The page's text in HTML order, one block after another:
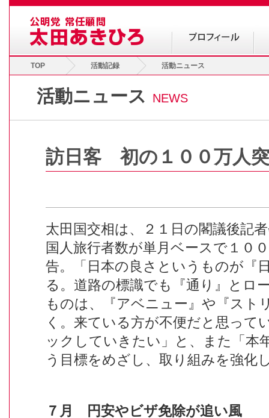
TOP 活動記録 活動ニュース
活動ニュース NEWS
訪日客 初の１００万人
太田国交相は、２１日の閣議後記
国人旅行者数が単月ベースで１０
告。「日本の良さというものが『
る。道路の標識でも『通り』とロ
ものは、『アベニュー』や『スト
く。来ている方が不便だと思って
ックしていきたい」と、また「本
う目標をめざし、取り組みを強化
７月 円安やビザ免除が追い風